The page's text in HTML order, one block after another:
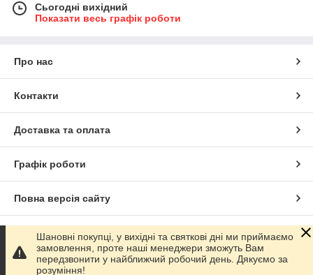
Сьогодні вихідний
Показати весь графік роботи
Про нас
Контакти
Доставка та оплата
Графік роботи
Повна версія сайту
Сайт створено на маркетплейсі Prom.ua
Політика конфіденційності
Шановні покупці, у вихідні та святкові дні ми приймаємо
замовлення, проте наші менеджери зможуть Вам
передзвонити у найближчий робочий день. Дякуємо за
розуміння!